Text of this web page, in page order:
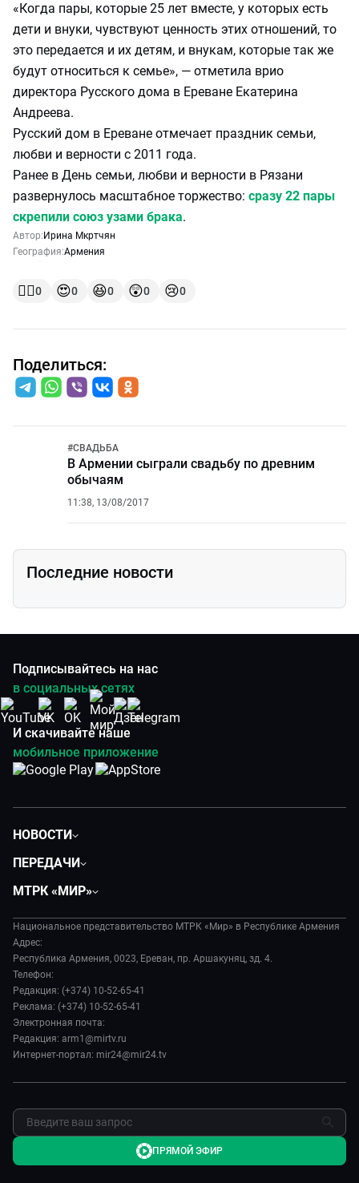
«Когда пары, которые 25 лет вместе, у которых есть
дети и внуки, чувствуют ценность этих отношений, то
это передается и их детям, и внукам, которые так же
будут относиться к семье», — отметила врио
директора Русского дома в Ереване Екатерина
Андреева.
Русский дом в Ереване отмечает праздник семьи,
любви и верности с 2011 года.
Ранее в День семьи, любви и верности в Рязани
развернулось масштабное торжество: сразу 22 пары
скрепили союз узами брака.
Автор: Ирина Мкртчян
География:Армения
👍🏻0 😍0 😆0 😲0 😢0
Поделиться:
#СВАДЬБА
В Армении сыграли свадьбу по древним
обычаям
11:38, 13/08/2017
Последние новости
Подписывайтесь на нас
в социальных сетях
И скачивайте наше
мобильное приложение
НОВОСТИ
Экономика
Происшествия
Наука и технологии
Культура
Спорт
ПЕРЕДАЧИ
Евразия. Культурно
Евразия. Регионы
Наши иностранцы
Пять причин поехать в...
Сделано в Содружестве
Я – волонтер
МТРК «МИР»
История
Руководство
Лица мира
Новости
Пресса о нас
Карьера
Национальное представительство МТРК «Мир» в Республике Армения
Адрес:
Республика Армения, 0023, Ереван, пр. Аршакуняц, зд. 4.
Телефон:
Редакция: (+374) 10-52-65-41
Реклама: (+374) 10-52-65-41
Электронная почта:
Редакция: arm1@mirtv.ru
Интернет-портал: mir24@mir24.tv
ПРЯМОЙ ЭФИР